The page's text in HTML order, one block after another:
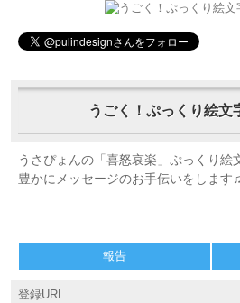
うごく！ぷっくり絵
うさぴょんの「喜怒哀楽」ぷっくり
豊かにメッセージのお手伝いをします♫
報告
登録URL